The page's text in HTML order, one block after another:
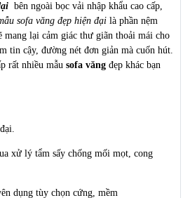
bên ngoài bọc vải nhập khẩu cao cấp,
sofa văng đẹp hiện đạilà phần nệm
mang lại cảm giác thư giãn thoải mái cho
tin cậy, đường nét đơn giản mà cuốn hút.
rất nhiều mẫu sofa văngđẹp khác bạn
xử lý tẩm sấy chống mối mọt, cong
dụng tùy chọn cứng, mềm